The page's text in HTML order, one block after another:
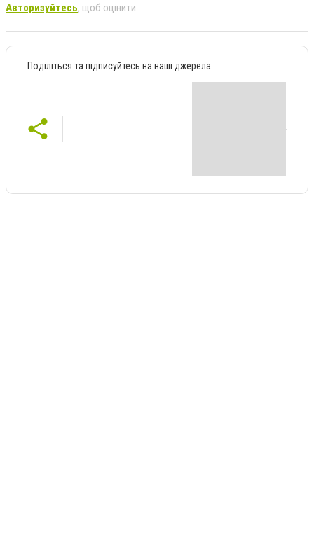
Авторизуйтесь, щоб оцінити
Поділіться та підписуйтесь на наші джерела